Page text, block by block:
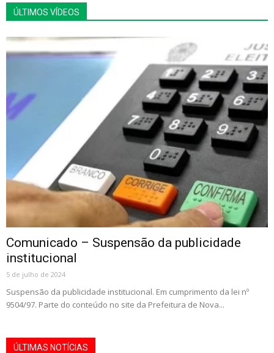
ÚLTIMOS VÍDEOS
Comunicado – Suspensão da publicidade
institucional
5 de julho de 2024
Suspensão da publicidade institucional. Em cumprimento da lei nº
9504/97. Parte do conteúdo no site da Prefeitura de Nova...
ÚLTIMAS NOTÍCIAS